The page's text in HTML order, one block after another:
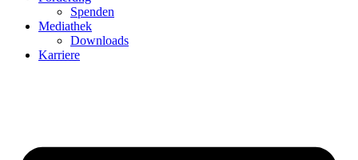
Spenden
Mediathek
Downloads
Karriere